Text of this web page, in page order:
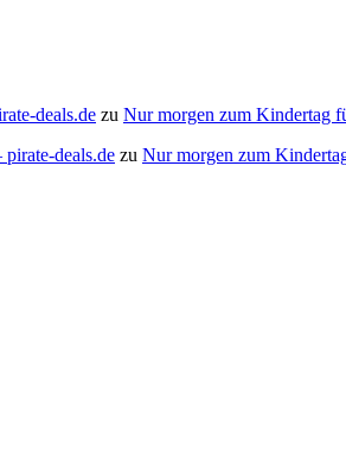
deals.de zu Nur morgen zum Kindertag
deals.de zu Nur morgen zum